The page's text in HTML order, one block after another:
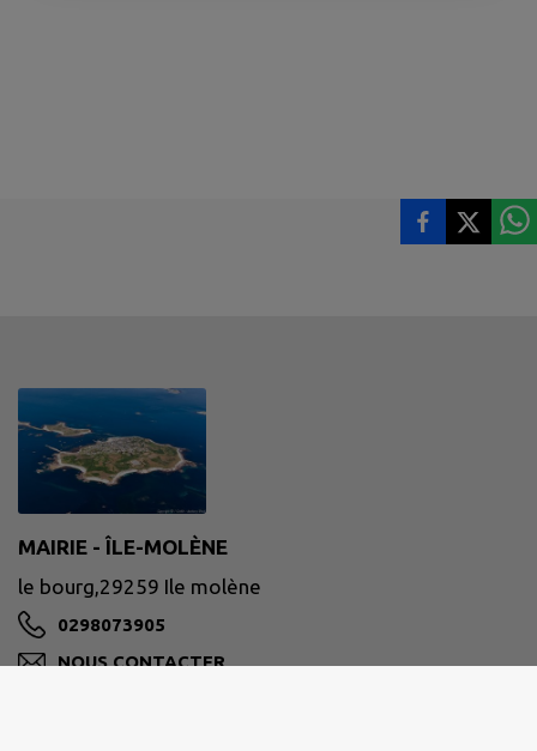
MAIRIE - ÎLE-MOLÈNE
le bourg,29259 Ile molène
0298073905
NOUS CONTACTER